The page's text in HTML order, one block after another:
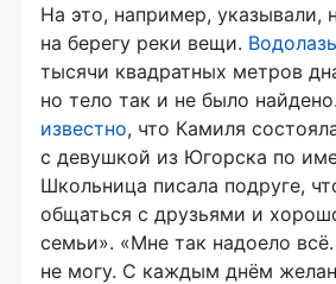
На это, например, указывали,
на берегу реки вещи.
тысячи квадратных метров
но тело так и не было
известно, что Камиля
с девушкой из Югорска по
Школьница писала подруге,
общаться с друзьями и
семьи». «Мне так надоело
не могу. С каждым днём